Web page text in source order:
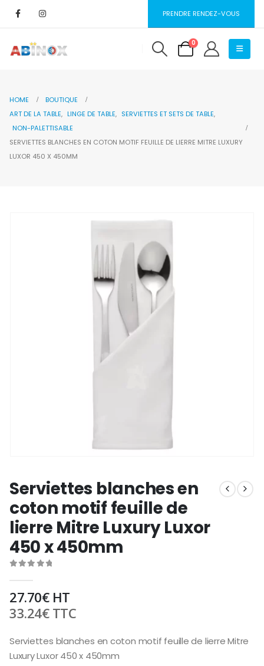
PRENDRE RENDEZ-VOUS
0
HOME
BOUTIQUE
ART DE LA TABLE, LINGE DE TABLE, SERVIETTES ET SETS DE TABLE,
NON-PALETTISABLE
SERVIETTES BLANCHES EN COTON MOTIF FEUILLE DE LIERRE MITRE LUXURY
LUXOR 450 X 450MM
Serviettes blanches en
coton motif feuille de
lierre Mitre Luxury Luxor
450 x 450mm
27.70€HT
33.24€TTC
Serviettes blanches en coton motif feuille de lierre Mitre
Luxury Luxor 450 x 450mm